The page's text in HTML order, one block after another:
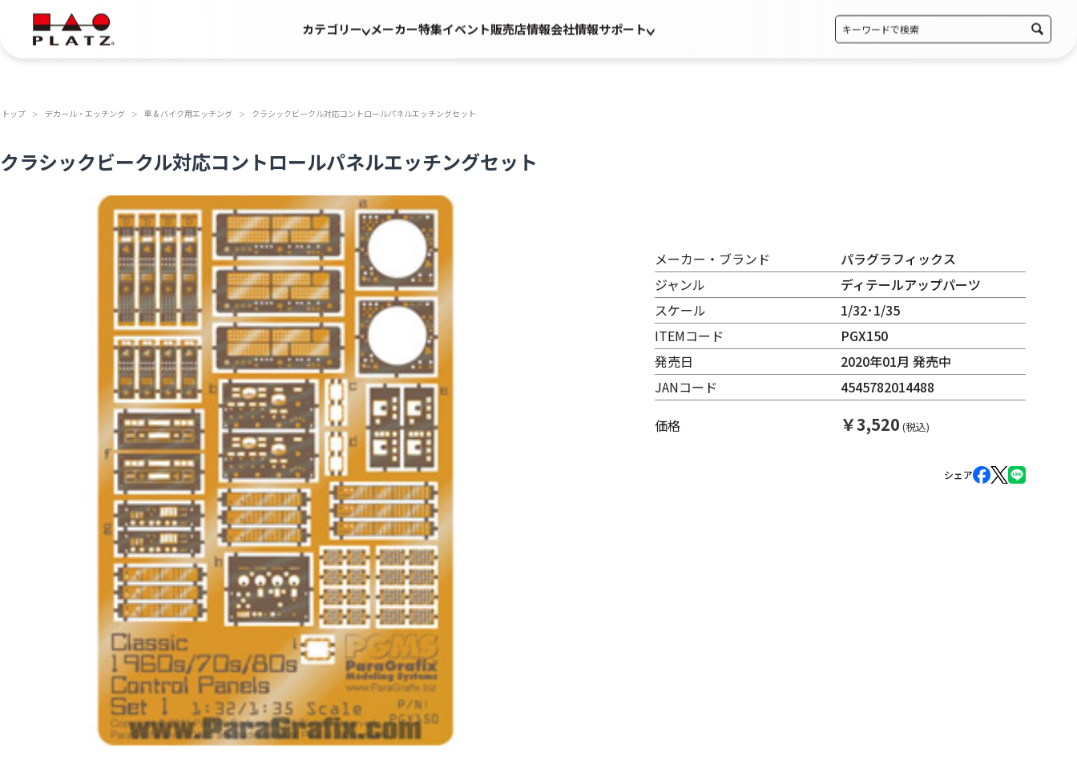
カテゴリー メーカー特集イベント販売店情報会社情報サポート
トップ ＞ デカール・エッチング ＞ 車 & バイク用エッチング ＞ クラシックビークル対応コントロールパネルエッチングセット
クラシックビークル対応コントロールパネルエッチングセット
メーカー・ブランド
パラグラフィックス
ジャンル
ディテールアップパーツ
スケール
1/32･1/35
ITEMコード
PGX150
発売日
2020年01月 発売中
JANコード
4545782014488
価格
￥3,520 (税込)
シェア